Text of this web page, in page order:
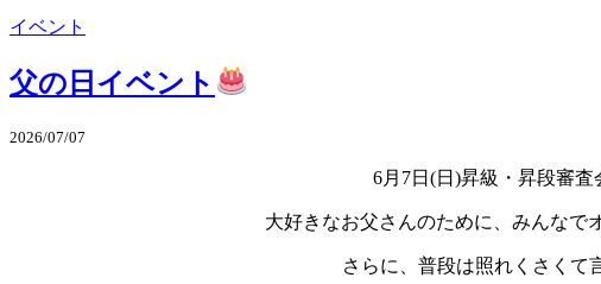
イベント
父の日イベント
2026/07/07
6月7日(日)昇級・昇段審
大好きなお父さんのために、みんなで
さらに、普段は照れくさくて